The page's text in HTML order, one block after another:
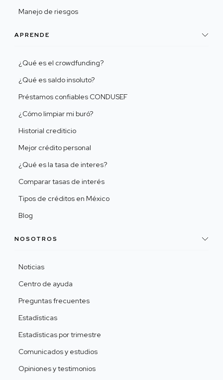
Manejo de riesgos
APRENDE
¿Qué es el crowdfunding?
¿Qué es saldo insoluto?
Préstamos confiables CONDUSEF
¿Cómo limpiar mi buró?
Historial crediticio
Mejor crédito personal
¿Qué es la tasa de interes?
Comparar tasas de interés
Tipos de créditos en México
Blog
NOSOTROS
Noticias
Centro de ayuda
Preguntas frecuentes
Estadísticas
Estadísticas por trimestre
Comunicados y estudios
Opiniones y testimonios